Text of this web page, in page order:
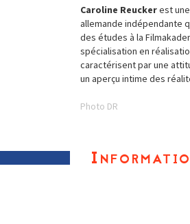
Caroline Reuckerest
allemande indépendante
des études à la
spécialisation en
caractérisent par une
un aperçu intime des
Photo DR